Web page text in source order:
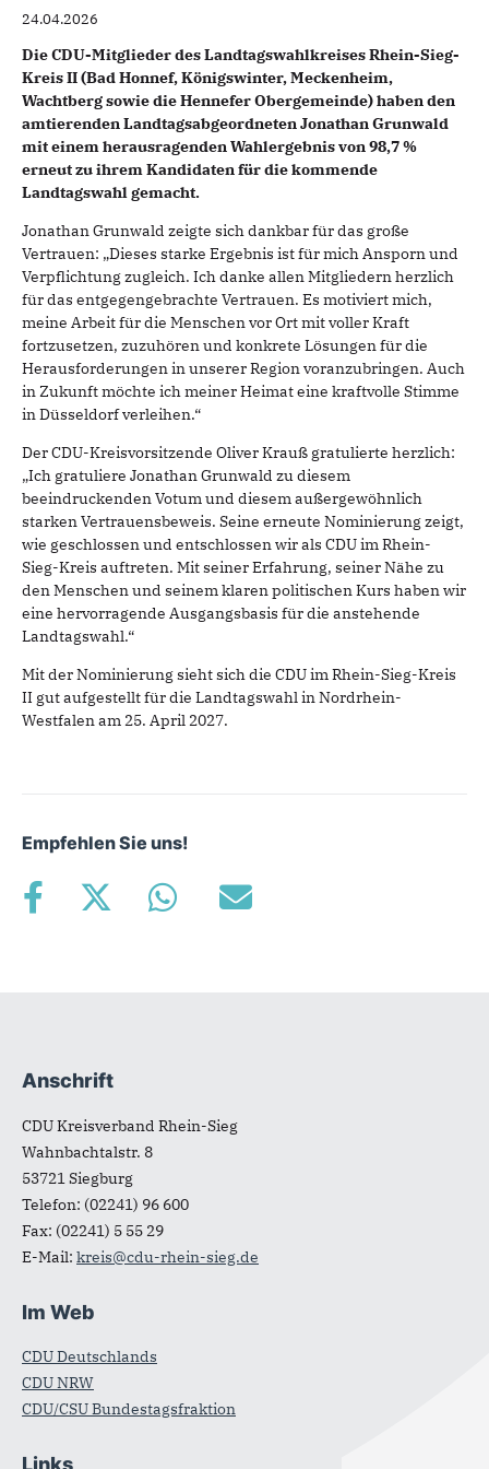
24.04.2026
Die CDU-Mitglieder des Landtagswahlkreises Rhein-Sieg-
Kreis II (Bad Honnef, Königswinter, Meckenheim,
Wachtberg sowie die Hennefer Obergemeinde) haben den
amtierenden Landtagsabgeordneten Jonathan Grunwald
mit einem herausragenden Wahlergebnis von 98,7 %
erneut zu ihrem Kandidaten für die kommende
Landtagswahl gemacht.
Jonathan Grunwald zeigte sich dankbar für das große
Vertrauen: „Dieses starke Ergebnis ist für mich Ansporn und
Verpflichtung zugleich. Ich danke allen Mitgliedern herzlich
für das entgegengebrachte Vertrauen. Es motiviert mich,
meine Arbeit für die Menschen vor Ort mit voller Kraft
fortzusetzen, zuzuhören und konkrete Lösungen für die
Herausforderungen in unserer Region voranzubringen. Auch
in Zukunft möchte ich meiner Heimat eine kraftvolle Stimme
in Düsseldorf verleihen.“
Der CDU-Kreisvorsitzende Oliver Krauß gratulierte herzlich:
„Ich gratuliere Jonathan Grunwald zu diesem
beeindruckenden Votum und diesem außergewöhnlich
starken Vertrauensbeweis. Seine erneute Nominierung zeigt,
wie geschlossen und entschlossen wir als CDU im Rhein-
Sieg-Kreis auftreten. Mit seiner Erfahrung, seiner Nähe zu
den Menschen und seinem klaren politischen Kurs haben wir
eine hervorragende Ausgangsbasis für die anstehende
Landtagswahl.“
Mit der Nominierung sieht sich die CDU im Rhein-Sieg-Kreis
II gut aufgestellt für die Landtagswahl in Nordrhein-
Westfalen am 25. April 2027.
Empfehlen Sie uns!
Fußbereich
Anschrift
CDU Kreisverband Rhein-Sieg
Wahnbachtalstr. 8
53721Siegburg
Telefon: (02241) 96 600
Fax: (02241) 5 55 29
E-Mail: kreis@cdu-rhein-sieg.de
Im Web
CDU Deutschlands
CDU NRW
CDU/CSU Bundestagsfraktion
Links